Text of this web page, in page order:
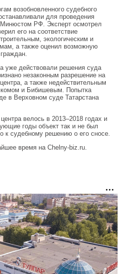
возобновленного судебного
для проведения
Минюстом РФ. Эксперт осмотрел
его на соответствие
экологическим и
а также оценил возможную
уже действовали решения суда
незаконным разрешение на
а также недействительным
и Бибишевым. Попытка
в Верховном суде Татарстана
велось в 2013–2018 годах и
годы объект так и не был
к судебному решению о его сносе.
время на Chelny-biz.ru.